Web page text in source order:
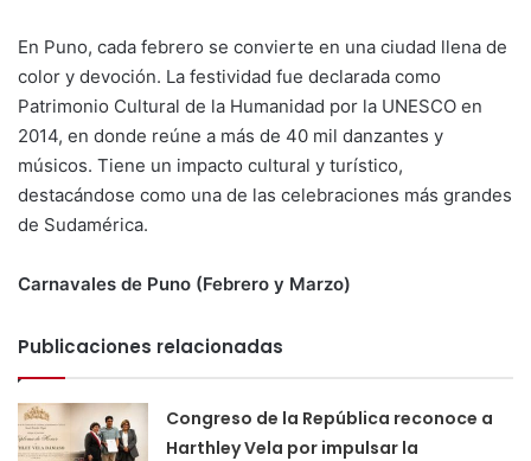
En Puno, cada febrero se convierte en una ciudad llena de
color y devoción. La festividad fue declarada como
Patrimonio Cultural de la Humanidad por la UNESCO en
2014, en donde reúne a más de 40 mil danzantes y
músicos. Tiene un impacto cultural y turístico,
destacándose como una de las celebraciones más grandes
de Sudamérica.
Carnavales de Puno (Febrero y Marzo)
Publicaciones relacionadas
Congreso de la República reconoce a
Harthley Vela por impulsar la